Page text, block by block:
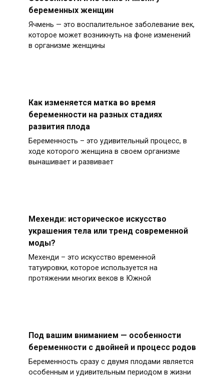
беременных женщин
Ячмень — это воспалительное заболевание век,
которое может возникнуть на фоне изменений
в организме женщины
Как изменяется матка во время
беременности на разных стадиях
развития плода
Беременность – это удивительный процесс, в
ходе которого женщина в своем организме
вынашивает и развивает
Мехенди: историческое искусство
украшения тела или тренд современной
моды?
Мехенди – это искусство временной
татуировки, которое используется на
протяжении многих веков в Южной
Под вашим вниманием — особенности
беременности с двойней и процесс родов
Беременность сразу с двумя плодами является
особенным и удивительным периодом в жизни